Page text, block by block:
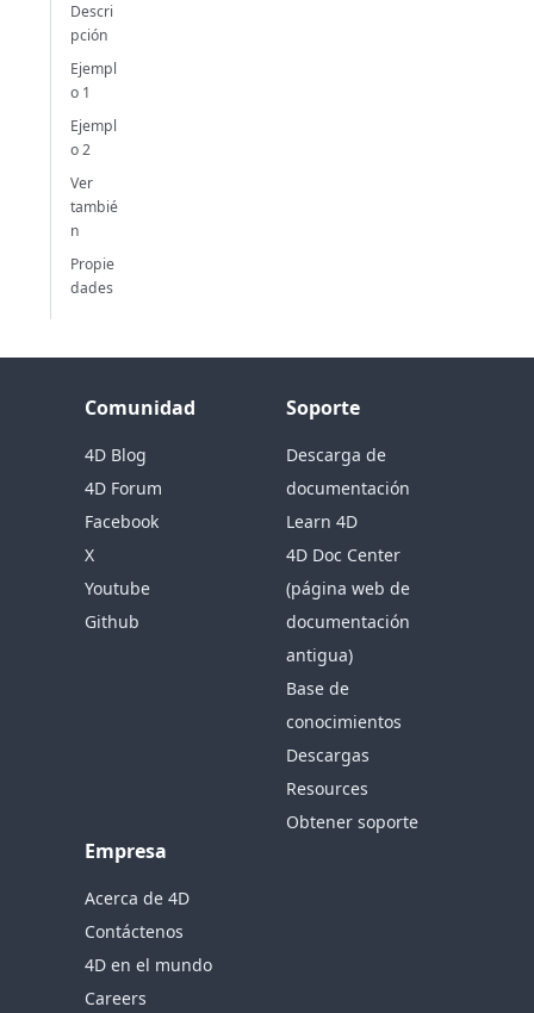
Descri
pción
Ejempl
o 1
Ejempl
o 2
Ver
tambié
n
Propie
dades
Comunidad
4D Blog
4D Forum
Facebook
X
Youtube
Github
Soporte
Descarga de
documentación
Learn 4D
4D Doc Center
(página web de
documentación
antigua)
Base de
conocimientos
Descargas
Resources
Obtener soporte
Empresa
Acerca de 4D
Contáctenos
4D en el mundo
Careers